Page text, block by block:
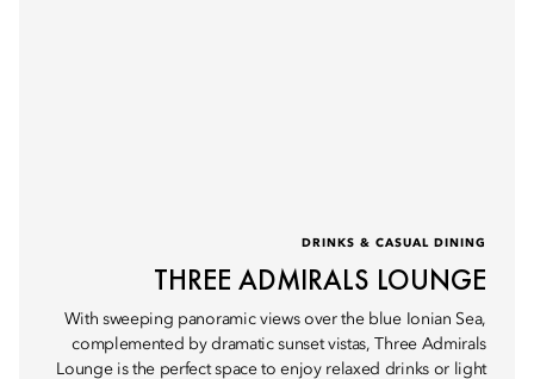
DRINKS & CASUAL DINING
THREE ADMIRALS LOUNGE
With sweeping panoramic views over the blue Ionian Sea,
complemented by dramatic sunset vistas, Three Admirals
Lounge is the perfect space to enjoy relaxed drinks or light